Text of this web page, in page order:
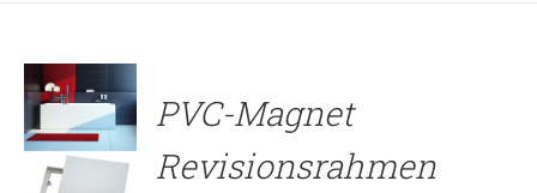
PVC-Magnet
Revisionsrahmen